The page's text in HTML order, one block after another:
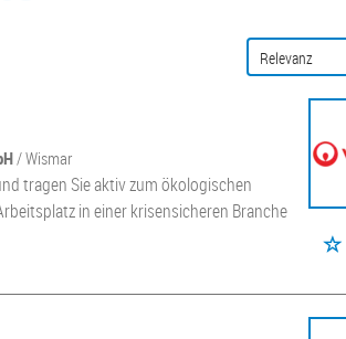
/ Wismar
tragen Sie aktiv zum ökologischen
in einer krisensicheren Branche